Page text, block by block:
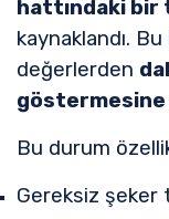
hattındaki bir
kaynaklandı.
değerlerden
göstermesine
Bu durum
Gereksiz şeker